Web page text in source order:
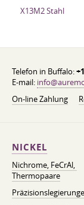
X13M2 Stahl
Telefon in Buffalo:
E-mail:
On-line Zahlung
NICKEL
Nichrome, FeСrAl, ​​
Thermopaare